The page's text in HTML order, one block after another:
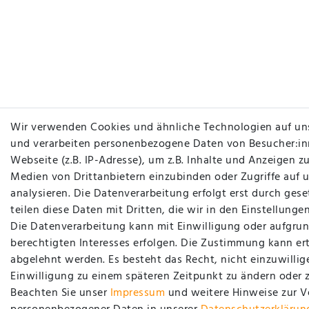
Wir verwenden Cookies und ähnliche Technologien auf
und verarbeiten personenbezogene Daten von
Webseite (z.B. IP-Adresse), um z.B. Inhalte und Anzeigen
Medien von Drittanbietern einzubinden oder Zugriffe auf
analysieren. Die Datenverarbeitung erfolgt erst durch
teilen diese Daten mit Dritten, die wir in den
Die Datenverarbeitung kann mit Einwilligung oder
berechtigten Interesses erfolgen. Die Zustimmung kann
abgelehnt werden. Es besteht das Recht, nicht
Einwilligung zu einem späteren Zeitpunkt zu ändern oder
Beachten Sie unser Impressum und weitere Hinweise zur